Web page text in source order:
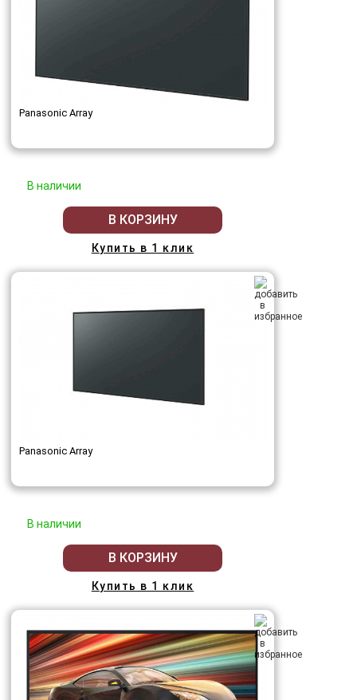
Panasonic Array
В наличии
В КОРЗИНУ
Купить в 1 клик
Panasonic Array
В наличии
В КОРЗИНУ
Купить в 1 клик